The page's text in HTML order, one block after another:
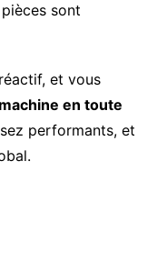
sont
et vous
en toute
performants, et